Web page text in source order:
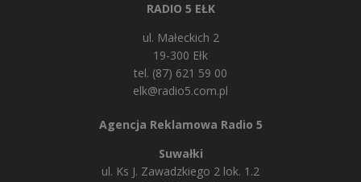
RADIO 5 EŁK
ul. Małeckich 2
19-300 Ełk
tel. (87) 621 59 00
elk@radio5.com.pl
Agencja Reklamowa Radio 5
Suwałki
ul. Ks J. Zawadzkiego 2 lok. 1.2